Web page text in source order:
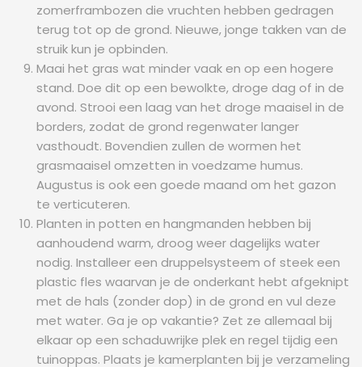
zomerframbozen die vruchten hebben gedragen
terug tot op de grond. Nieuwe, jonge takken van de
struik kun je opbinden.
Maai het gras wat minder vaak en op een hogere
stand. Doe dit op een bewolkte, droge dag of in de
avond. Strooi een laag van het droge maaisel in de
borders, zodat de grond regenwater langer
vasthoudt. Bovendien zullen de wormen het
grasmaaisel omzetten in voedzame humus.
Augustus is ook een goede maand om het gazon
te verticuteren.
Planten in potten en hangmanden hebben bij
aanhoudend warm, droog weer dagelijks water
nodig. Installeer een druppelsysteem of steek een
plastic fles waarvan je de onderkant hebt afgeknipt
met de hals (zonder dop) in de grond en vul deze
met water. Ga je op vakantie? Zet ze allemaal bij
elkaar op een schaduwrijke plek en regel tijdig een
tuinoppas. Plaats je kamerplanten bij je verzameling